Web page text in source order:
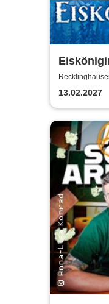
auf Eis
13.02.2027